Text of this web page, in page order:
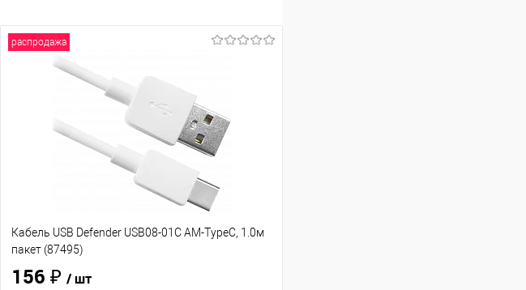
распродажа
Кабель USB Defender USB08-01C AM-TypeC, 1.0м
пакет (87495)
156 ₽ / шт